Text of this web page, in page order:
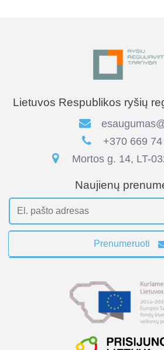
Lietuvos Respublikos ryšių
+370 669
Mortos g. 14, LT-
Naujienų
Prenumeruoti